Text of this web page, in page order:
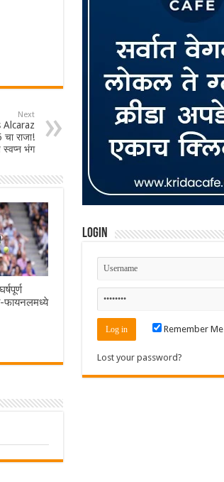
Next
Alcaraz
राजा!
स्वप्न भंग
फायनलमध्ये
Login
Remember Me
Lost your password?